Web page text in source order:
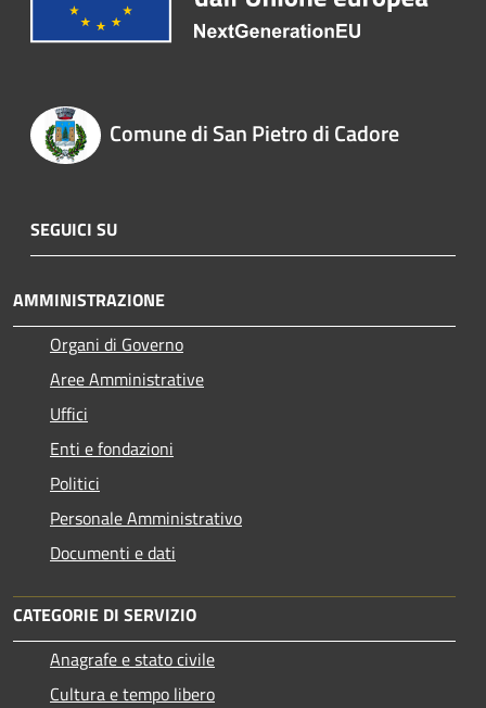
Comune di San Pietro di Cadore
SEGUICI SU
AMMINISTRAZIONE
Organi di Governo
Aree Amministrative
Uffici
Enti e fondazioni
Politici
Personale Amministrativo
Documenti e dati
CATEGORIE DI SERVIZIO
Anagrafe e stato civile
Cultura e tempo libero